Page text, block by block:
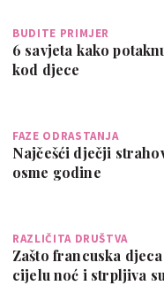
BUDITE PRIMJER
6 savjeta kako
kod djece
FAZE ODRASTANJA
Najčešći dječji
osme godine
RAZLIČITA DRUŠTVA
Zašto francuska
cijelu noć i strpljiva